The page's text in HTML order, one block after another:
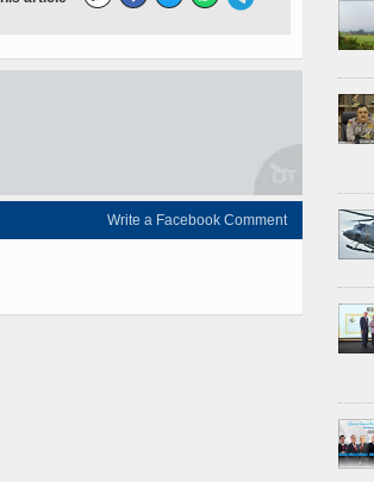
Write a Facebook Comment